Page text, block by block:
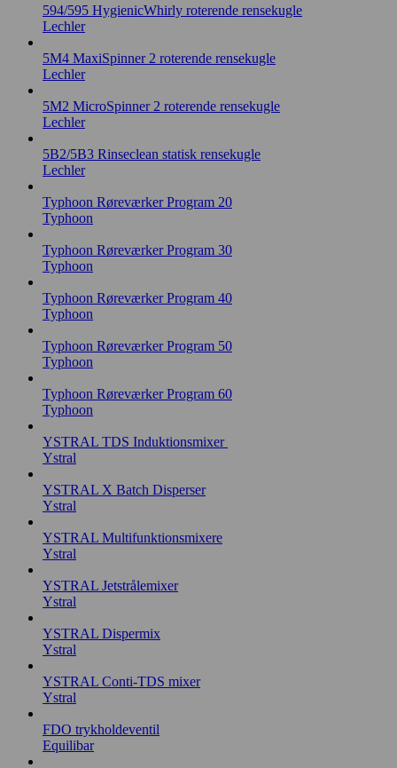
594/595 HygienicWhirly roterende rensekugle
Lechler
5M4 MaxiSpinner 2 roterende rensekugle
Lechler
5M2 MicroSpinner 2 roterende rensekugle
Lechler
5B2/5B3 Rinseclean statisk rensekugle
Lechler
Typhoon Røreværker Program 20
Typhoon
Typhoon Røreværker Program 30
Typhoon
Typhoon Røreværker Program 40
Typhoon
Typhoon Røreværker Program 50
Typhoon
Typhoon Røreværker Program 60
Typhoon
YSTRAL TDS Induktionsmixer ‍
Ystral
YSTRAL X Batch Disperser
Ystral
YSTRAL Multifunktionsmixere‍
Ystral
YSTRAL Jetstrålemixer
Ystral
YSTRAL Dispermix
Ystral
YSTRAL Conti-TDS mixer
Ystral
FDO trykholdeventil
Equilibar